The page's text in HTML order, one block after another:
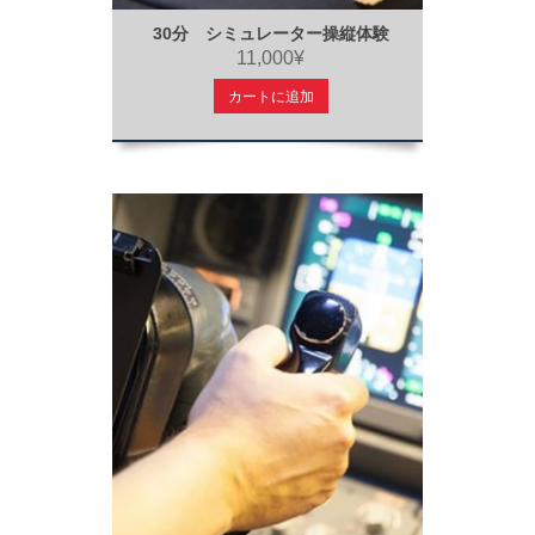
30分 シミュレーター操縦体験
11,000¥
カートに追加